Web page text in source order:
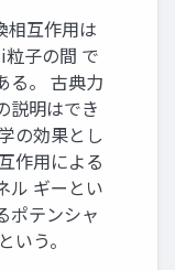
相互作用は
子の間 で
る。 古典力
説明はでき
の効果とし
作用による
ル ギーとい
ポテンシャ
いう。